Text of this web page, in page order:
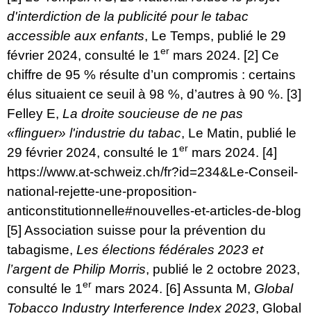
d'interdiction de la publicité pour le tabac
accessible aux enfants, Le Temps, publié le 29
février 2024, consulté le 1er mars 2024. [2] Ce
chiffre de 95 % résulte d’un compromis : certains
élus situaient ce seuil à 98 %, d’autres à 90 %. [3]
Felley E, La droite soucieuse de ne pas
«flinguer» l'industrie du tabac, Le Matin, publié le
29 février 2024, consulté le 1er mars 2024. [4]
https://www.at-schweiz.ch/fr?id=234&Le-Conseil-
national-rejette-une-proposition-
anticonstitutionnelle#nouvelles-et-articles-de-blog
[5] Association suisse pour la prévention du
tabagisme, Les élections fédérales 2023 et
l’argent de Philip Morris, publié le 2 octobre 2023,
consulté le 1er mars 2024. [6] Assunta M, Global
Tobacco Industry Interference Index 2023, Global